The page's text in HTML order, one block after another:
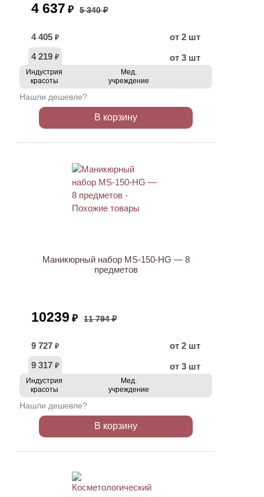
4 637 ₽ 5 340 ₽
4 405 ₽
от 2 шт
4 219 ₽ от 3 шт
Индустрия
красоты
Мед.
учреждение
Нашли дешевле?
В корзину
Маникюрный набор MS-150-HG — 8
предметов
10239 ₽ 11 794 ₽
9 727 ₽
от 2 шт
9 317 ₽ от 3 шт
Индустрия
красоты
Мед.
учреждение
Нашли дешевле?
В корзину